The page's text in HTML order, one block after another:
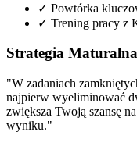
✓ Powtórka
✓ Trening pracy z
Strategia
"W zadaniach
najpierw wyeliminować
zwiększa Twoją szansę
wyniku."